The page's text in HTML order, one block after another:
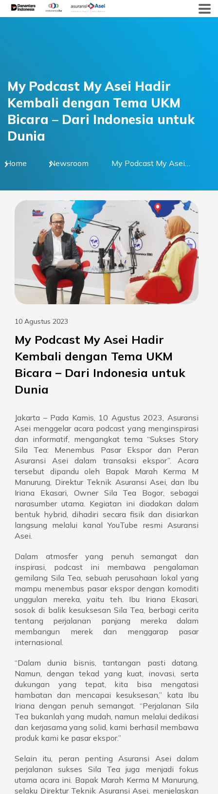
Skip
to
My Podcast My Asei Hadir
Kembali dengan Tema UKM
Bicara – Dari Indonesia untuk
Dunia
Home Newsroom
My Podcast My Asei
Tema UKM Bicara – Dari
Indonesia untuk Dunia
10 Agustus 2023
My Podcast My Asei Hadir
Kembali dengan Tema UKM
Bicara – Dari Indonesia untuk
Dunia
Jakarta – Pada Kamis, 10 Agustus 2023, Asuransi
Asei menggelar acara podcast yang menginspirasi
dan informatif, mengangkat tema “Sukses Story
Sila Tea: Menembus Pasar Ekspor dan Peran
Asuransi Asei dalam transaksi ekspor”. Acara
tersebut dipandu oleh Bapak Marah Kerma M
Manurung, Direktur Teknik Asuransi Asei, dan Ibu
Iriana Ekasari, Owner Sila Tea Bogor, sebagai
narasumber utama. Kegiatan ini diadakan dalam
bentuk hybrid, dihadiri secara fisik dan disiarkan
langsung melalui kanal YouTube resmi Asuransi
Asei.
Dalam atmosfer yang penuh semangat dan
inspirasi, podcast ini membawa pengalaman
gemilang Sila Tea, sebuah perusahaan lokal yang
mampu menembus pasar ekspor dengan komoditi
unggulan mereka, yaitu teh. Ibu Iriana Ekasari,
sosok di balik kesuksesan Sila Tea, berbagi cerita
tentang perjalanan panjang mereka dalam
membangun merek dan menggarap pasar
internasional.
“Dalam dunia bisnis, tantangan pasti datang.
Namun, dengan tekad yang kuat, inovasi, serta
dukungan yang tepat, kita bisa mengatasi
hambatan dan mencapai kesuksesan,” kata Ibu
Iriana dengan penuh semangat. “Perjalanan Sila
Tea bukanlah yang mudah, namun melalui dedikasi
dan kerjasama yang solid, kami berhasil membawa
produk kami ke pasar ekspor.”
Selain itu, peran penting Asuransi Asei dalam
perjalanan sukses Sila Tea juga menjadi fokus
utama acara ini. Bapak Marah Kerma M Manurung,
selaku Direktur Teknik Asuransi Asei, menjelaskan